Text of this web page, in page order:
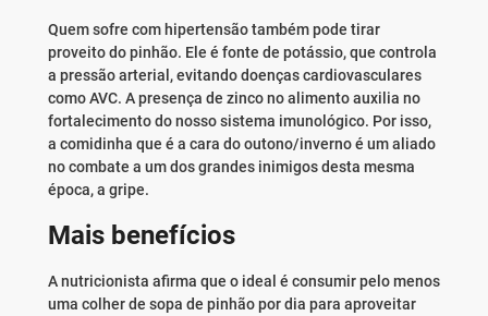
Quem sofre com hipertensão também pode tirar
proveito do pinhão. Ele é fonte de potássio, que controla
a pressão arterial, evitando doenças cardiovasculares
como AVC. A presença de zinco no alimento auxilia no
fortalecimento do nosso sistema imunológico. Por isso,
a comidinha que é a cara do outono/inverno é um aliado
no combate a um dos grandes inimigos desta mesma
época, a gripe.
Mais benefícios
A nutricionista afirma que o ideal é consumir pelo menos
uma colher de sopa de pinhão por dia para aproveitar